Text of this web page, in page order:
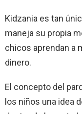
Kidzania es tan
maneja su propia
chicos aprendan a
dinero.
El concepto del
los niños una idea